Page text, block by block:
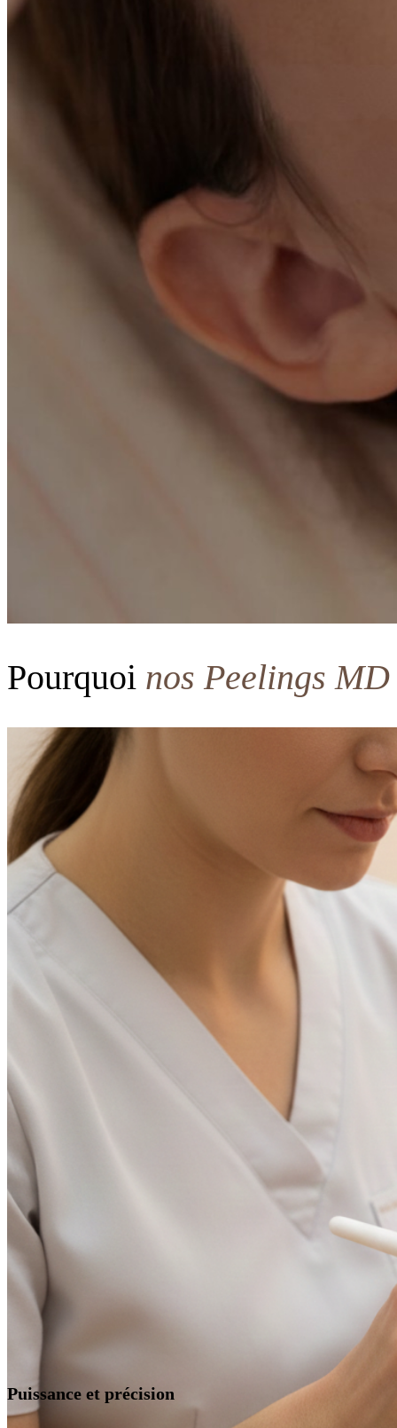
Pourquoi nos Peelings MD
Puissance et précision